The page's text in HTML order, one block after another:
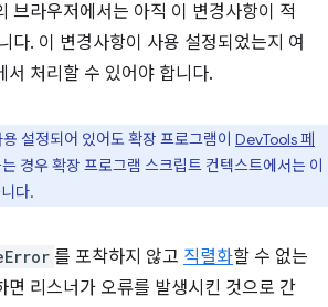
브라우저에서는 아직 이 변경사항이 적
다. 이 변경사항이 사용 설정되었는지 여
서 처리할 수 있어야 합니다.
설정되어 있어도 확장 프로그램이 DevTools 페
경우 확장 프로그램 스크립트 컨텍스트에서는 이
다.
를 포착하지 않고 직렬화할 수 없는
면 리스너가 오류를 발생시킨 것으로 간